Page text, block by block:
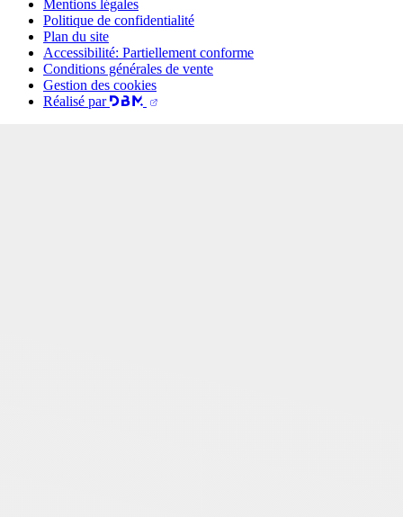
Mentions légales
Politique de confidentialité
Plan du site
Accessibilité: Partiellement conforme
Conditions générales de vente
Gestion des cookies
Réalisé par